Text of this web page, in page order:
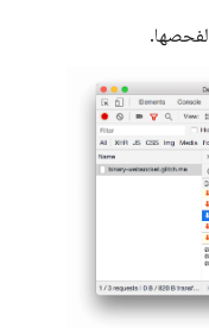
لفحصها.